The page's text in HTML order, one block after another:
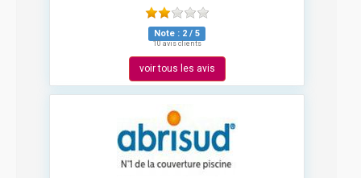
Note : 2 / 5
10 avis clients
voir tous les avis